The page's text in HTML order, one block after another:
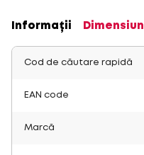
Informații Dimensiuni
Cod de căutare rapidă
EAN code
Marcă